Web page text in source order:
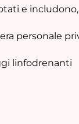
e includono,
personale
linfodrenanti